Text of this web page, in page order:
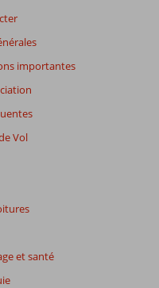
importantes
Vol
et santé